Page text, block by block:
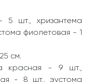
шт., хризантема
фиолетовая - 1
см.
красная - 9 шт.,
- 8 шт., эустома